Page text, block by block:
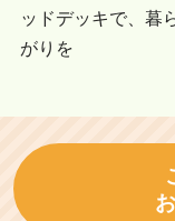
ッドデッキで、暮
がりを